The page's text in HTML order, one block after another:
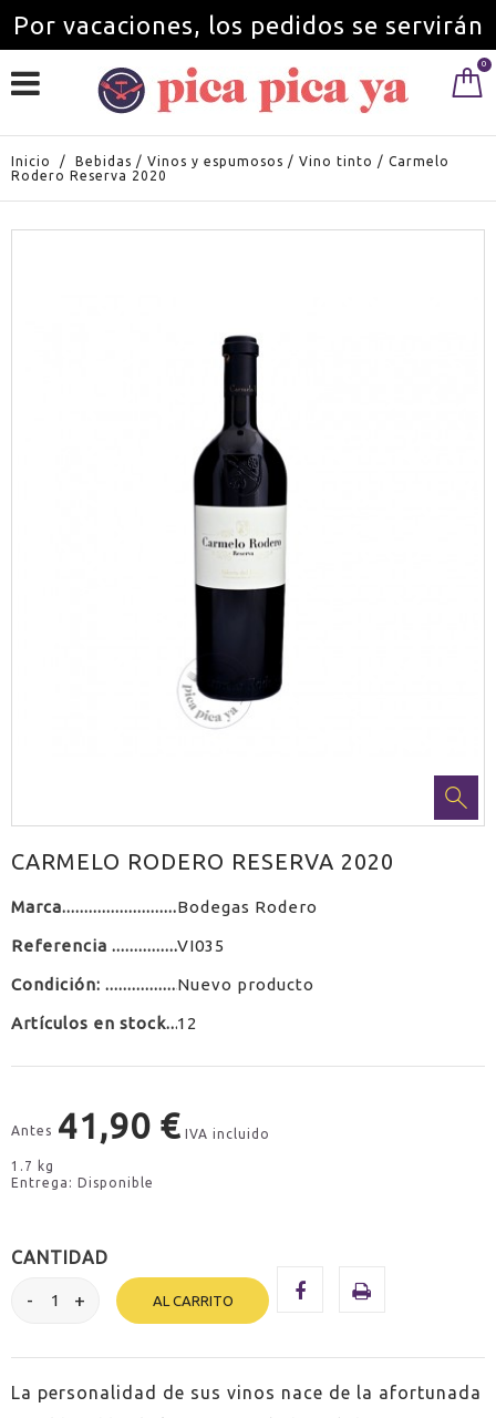
Por vacaciones, los pedidos se servirán
a partir del 1 de septiembre.
0
Inicio / Bebidas / Vinos y espumosos / Vino tinto / Carmelo
Rodero Reserva 2020
CARMELO RODERO RESERVA 2020
Marca Bodegas Rodero
Referencia VI035
Condición: Nuevo producto
Artículos en stock 12
Antes 41,90 € IVA incluido
1.7 kg
Entrega: Disponible
CANTIDAD
AL CARRITO
La personalidad de sus vinos nace de la afortunada